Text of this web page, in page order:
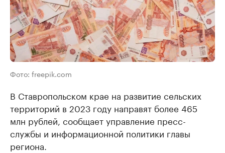
Фото: freepik.com
В Ставропольском крае на развитие сельских
территорий в 2023 году направят более 465
млн рублей, сообщает управление пресс-
службы и информационной политики главы
региона.